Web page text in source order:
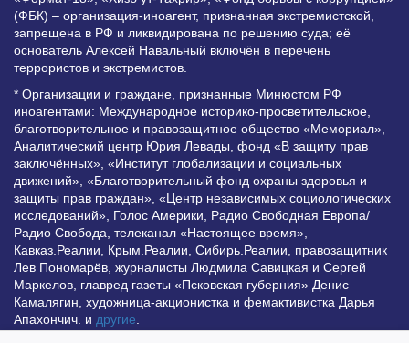
(ФБК) – организация-иноагент, признанная экстремистской,
запрещена в РФ и ликвидирована по решению суда; её
основатель Алексей Навальный включён в перечень
террористов и экстремистов.
* Организации и граждане, признанные Минюстом РФ
иноагентами: Международное историко-просветительское,
благотворительное и правозащитное общество «Мемориал»,
Аналитический центр Юрия Левады, фонд «В защиту прав
заключённых», «Институт глобализации и социальных
движений», «Благотворительный фонд охраны здоровья и
защиты прав граждан», «Центр независимых социологических
исследований», Голос Америки, Радио Свободная Европа/
Радио Свобода, телеканал «Настоящее время»,
Кавказ.Реалии, Крым.Реалии, Сибирь.Реалии, правозащитник
Лев Пономарёв, журналисты Людмила Савицкая и Сергей
Маркелов, главред газеты «Псковская губерния» Денис
Камалягин, художница-акционистка и фемактивистка Дарья
Апахончич. и другие